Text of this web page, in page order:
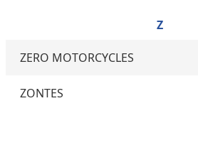
Z
ZERO MOTORCYCLES
ZONTES